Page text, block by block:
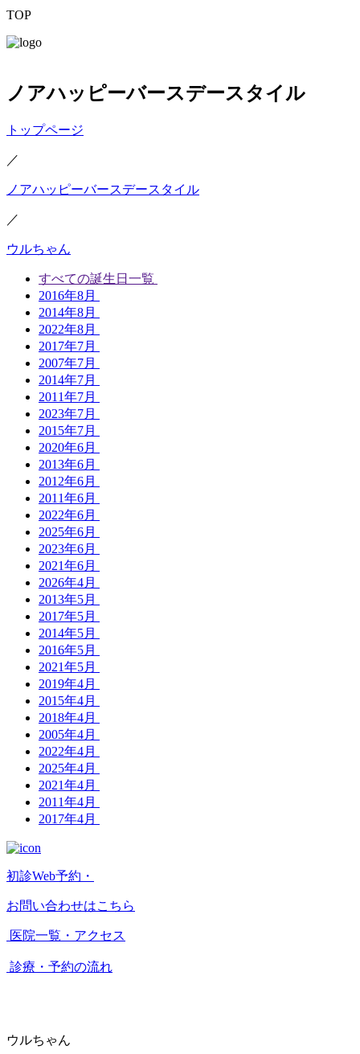
TOP
ノアハッピーバースデースタイル
トップページ
／
ノアハッピーバースデースタイル
／
ウルちゃん
すべての誕生日一覧
2016年8月
2014年8月
2022年8月
2017年7月
2007年7月
2014年7月
2011年7月
2023年7月
2015年7月
2020年6月
2013年6月
2012年6月
2011年6月
2022年6月
2025年6月
2023年6月
2021年6月
2026年4月
2013年5月
2017年5月
2014年5月
2016年5月
2021年5月
2019年4月
2015年4月
2018年4月
2005年4月
2022年4月
2025年4月
2021年4月
2011年4月
2017年4月
初診Web予約・
お問い合わせはこちら
医院一覧・アクセス
診療・予約の流れ
ウルちゃん